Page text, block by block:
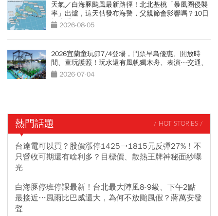
天氣／白海豚颱風最新路徑！北北基桃「暴風圈侵襲
率」出爐，這天估發布海警，父親節會影響嗎？10日
報先看
2026-08-05
2026宜蘭童玩節7/4登場，門票早鳥優惠、開放時
間、童玩護照！玩水還有風帆獨木舟、表演…交通、
停車場攻略
2026-07-04
熱門話題 / HOT STORIES /
台達電可以買？股價漲停1425→1815元反彈27%！不
只營收可期還有啥利多？目標價、散熱王牌神秘面紗曝
光
白海豚停班停課最新！台北最大陣風8-9級、下午2點
最接近…風雨比巴威還大，為何不放颱風假？蔣萬安發
聲